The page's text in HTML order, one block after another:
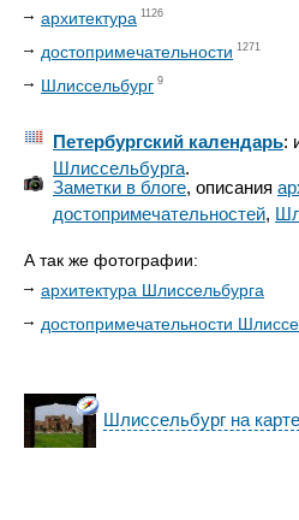
архитектура 1126
достопримечательности 1271
Шлиссельбург 9
Петербургский календарь:
Шлиссельбурга.
Заметки в блоге, описания
достопримечательностей,
А так же фотографии:
архитектура Шлиссельбурга
достопримечательности
Шлиссельбург на карте